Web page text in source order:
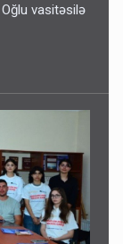
vasitəsilə